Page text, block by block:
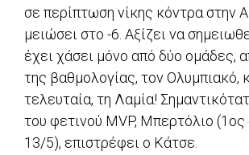
σε περίπτωση νίκης κόντρα στην
μειώσει στο -6. Αξίζει να
έχει χάσει μόνο από δύο ομάδες,
της βαθμολογίας, τον Ολυμπιακό,
τελευταία, τη Λαμία!
του φετινού MVP, Μπερτόλιο (1ος
13/5), επιστρέφει ο Κάτσε.